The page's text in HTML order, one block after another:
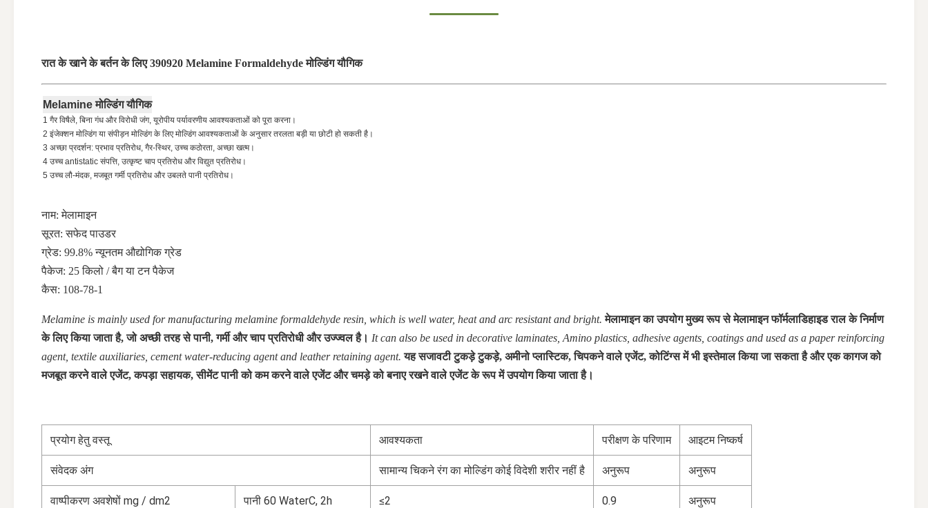
रात के खाने के बर्तन के लिए 390920 Melamine Formaldehyde मोल्डिंग यौगिक
Melamine मोल्डिंग यौगिक
1 गैर विषैले, बिना गंध और विरोधी जंग, यूरोपीय पर्यावरणीय आवश्यकताओं को पूरा करना।
2 इंजेक्शन मोल्डिंग या संपीड़न मोल्डिंग के लिए मोल्डिंग आवश्यकताओं के अनुसार तरलता बड़ी या छोटी हो सकती है।
3 अच्छा प्रदर्शन: प्रभाव प्रतिरोध, गैर-स्थिर, उच्च कठोरता, अच्छा खत्म।
4 उच्च antistatic संपत्ति, उत्कृष्ट चाप प्रतिरोध और विद्युत प्रतिरोध।
5 उच्च लौ-मंदक, मजबूत गर्मी प्रतिरोध और उबलते पानी प्रतिरोध।
नाम: मेलामाइन
सूरत: सफेद पाउडर
ग्रेड: 99.8% न्यूनतम औद्योगिक ग्रेड
पैकेज: 25 किलो / बैग या टन पैकेज
कैस: 108-78-1
Melamine is mainly used for manufacturing melamine formaldehyde resin, which is well water, heat and arc resistant and bright. मेलामाइन का उपयोग मुख्य रूप से मेलामाइन फॉर्मलाडिहाइड राल के निर्माण
के लिए किया जाता है, जो अच्छी तरह से पानी, गर्मी और चाप प्रतिरोधी और उज्ज्वल है। It can also be used in decorative laminates, Amino plastics, adhesive agents, coatings and used as a paper reinforcing
agent, textile auxiliaries, cement water-reducing agent and leather retaining agent. यह सजावटी टुकड़े टुकड़े, अमीनो प्लास्टिक, चिपकने वाले एजेंट, कोटिंग्स में भी इस्तेमाल किया जा सकता है और एक कागज को
मजबूत करने वाले एजेंट, कपड़ा सहायक, सीमेंट पानी को कम करने वाले एजेंट और चमड़े को बनाए रखने वाले एजेंट के रूप में उपयोग किया जाता है।
प्रयोग हेतु वस्तू आवश्यकता परीक्षण के परिणाम आइटम निष्कर्ष
संवेदक अंग सामान्य चिकने रंग का मोल्डिंग कोई विदेशी शरीर नहीं है अनुरूप अनुरूप
वाष्पीकरण अवशेषों mg / dm2 पानी 60 WaterC, 2h ≤2 0.9 अनुरूप